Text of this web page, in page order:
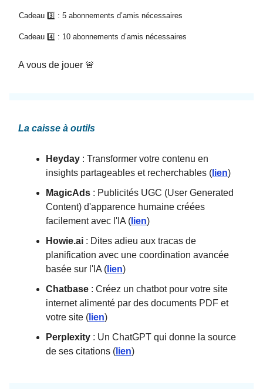
Cadeau 3️⃣ : 5 abonnements d’amis nécessaires
Cadeau 4️⃣ : 10 abonnements d’amis nécessaires
A vous de jouer 🚨
La caisse à outils
Heyday : Transformer votre contenu en
insights partageables et recherchables ( lien)
MagicAds : Publicités UGC (User Generated
Content) d'apparence humaine créées
facilement avec l'IA ( lien)
Howie.ai : Dites adieu aux tracas de
planification avec une coordination avancée
basée sur l'IA ( lien)
Chatbase : Créez un chatbot pour votre site
internet alimenté par des documents PDF et
votre site ( lien)
Perplexity : Un ChatGPT qui donne la source
de ses citations ( lien)